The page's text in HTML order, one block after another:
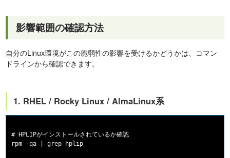
影響範囲の確認方法
自分のLinux環境がこの脆弱性の影響を受けるかどうかは、コマン
ドラインから確認できます。
1. RHEL / Rocky Linux / AlmaLinux系
# HPLIPがインストールされているか確認
rpm -qa | grep hplip